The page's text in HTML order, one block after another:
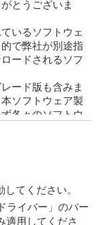
とうございま
いるソフトウェ
で弊社が別途指
ードされるソフ
ード版も含みま
ソフトウェア製
各々のソフトウ
利者が定めるソ
「対象外ソフト
ソフトウェア使
い各々のソフト
ンピューターソ
てください。
ライバー」のバー
適用してくださ